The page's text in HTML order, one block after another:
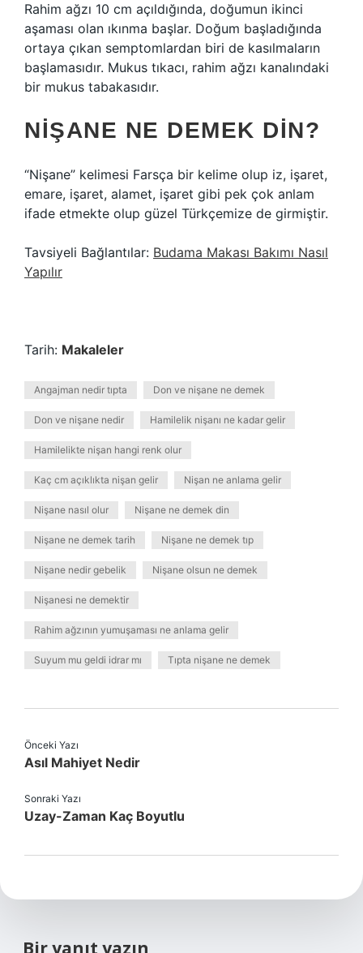
Rahim ağzı 10 cm açıldığında, doğumun ikinci
aşaması olan ıkınma başlar. Doğum başladığında
ortaya çıkan semptomlardan biri de kasılmaların
başlamasıdır. Mukus tıkacı, rahim ağzı kanalındaki
bir mukus tabakasıdır.
NIŞANE NE DEMEK DIN?
“Nişane” kelimesi Farsça bir kelime olup iz, işaret,
emare, işaret, alamet, işaret gibi pek çok anlam
ifade etmekte olup güzel Türkçemize de girmiştir.
Tavsiyeli Bağlantılar: Budama Makası Bakımı Nasıl
Yapılır
Tarih: Makaleler
Angajman nedir tıpta Don ve nişane ne demek
Don ve nişane nedir Hamilelik nişanı ne kadar gelir
Hamilelikte nişan hangi renk olur
Kaç cm açıklıkta nişan gelir Nişan ne anlama gelir
Nişane nasıl olur Nişane ne demek din
Nişane ne demek tarih Nişane ne demek tıp
Nişane nedir gebelik Nişane olsun ne demek
Nişanesi ne demektir
Rahim ağzının yumuşaması ne anlama gelir
Suyum mu geldi idrar mı Tıpta nişane ne demek
Önceki Yazı
Asıl Mahiyet Nedir
Sonraki Yazı
Uzay-Zaman Kaç Boyutlu
Bir yanıt yazın